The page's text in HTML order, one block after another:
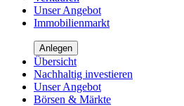
Unser Angebot
Immobilienmarkt
Anlegen
Übersicht
Nachhaltig investieren
Unser Angebot
Börsen & Märkte